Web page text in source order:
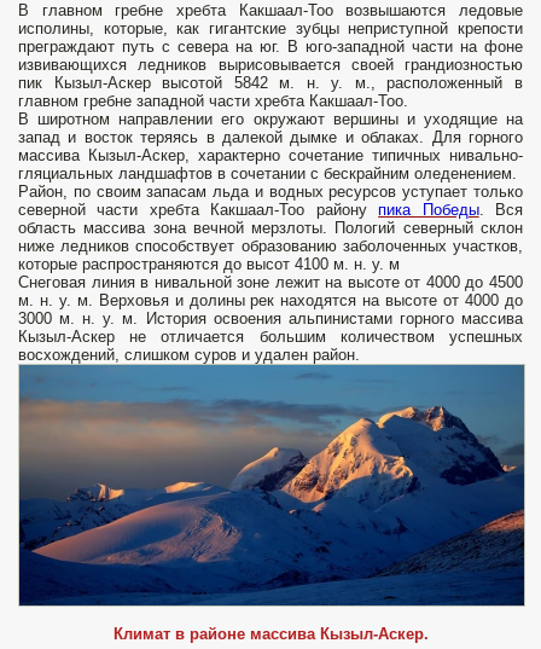
В главном гребне хребта Какшаал-Тоо возвышаются ледовые
исполины, которые, как гигантские зубцы неприступной крепости
преграждают путь с севера на юг. В юго-западной части на фоне
извивающихся ледников вырисовывается своей грандиозностью
пик Кызыл-Аскер высотой 5842 м. н. у. м., расположенный в
главном гребне западной части хребта Какшаал-Тоо.
В широтном направлении его окружают вершины и уходящие на
запад и восток теряясь в далекой дымке и облаках. Для горного
массива Кызыл-Аскер, характерно сочетание типичных нивально-
гляциальных ландшафтов в сочетании с бескрайним оледенением.
Район, по своим запасам льда и водных ресурсов уступает только
северной части хребта Какшаал-Тоо районупика Победы. Вся
область массива зона вечной мерзлоты. Пологий северный склон
ниже ледников способствует образованию заболоченных участков,
которые распространяются до высот 4100 м. н. у. м
Снеговая линия в нивальной зоне лежит на высоте от 4000 до 4500
м. н. у. м. Верховья и долины рек находятся на высоте от 4000 до
3000 м. н. у. м. История освоения альпинистами горного массива
Кызыл-Аскер не отличается большим количеством успешных
восхождений, слишком суров и удален район.
Климат в районе массива Кызыл-Аскер.